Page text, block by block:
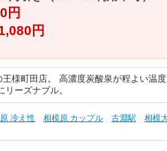
円
円
様町田店。 高濃度炭酸泉が程よい温
ーズナブル。
冷え性 相模原 カップル 古淵駅 相模